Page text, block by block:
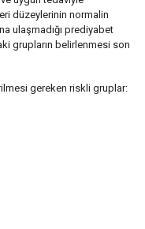
düzeylerinin normalin
ulaşmadığı prediyabet
grupların belirlenmesi son
gereken riskli gruplar: